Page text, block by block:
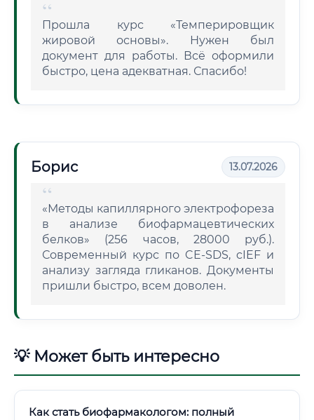
Прошла курс «Темперировщик
жировой основы». Нужен был
документ для работы. Всё оформили
быстро, цена адекватная. Спасибо!
Борис 13.07.2026
«Методы капиллярного электрофореза
в анализе биофармацевтических
белков» (256 часов, 28000 руб.).
Современный курс по CE-SDS, cIEF и
анализу загляда гликанов. Документы
пришли быстро, всем доволен.
💡 Может быть интересно
Как стать биофармакологом: полный